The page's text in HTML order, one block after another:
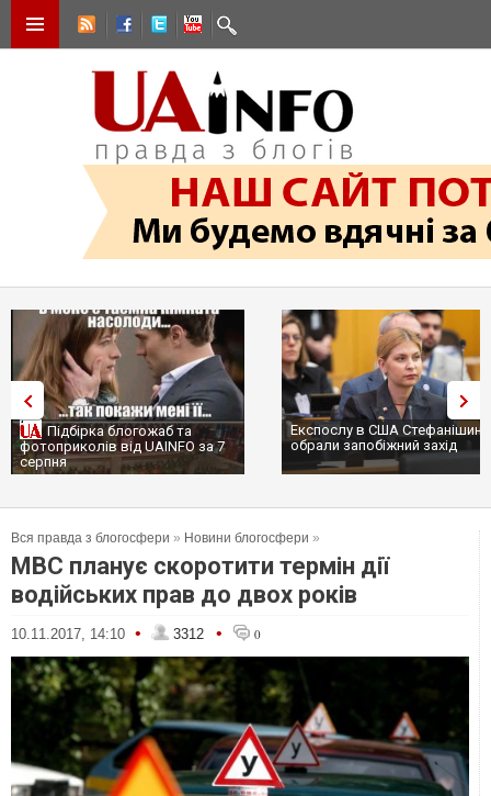
Підбірка блогожаб та
фотоприколів від UAINFO за 7
серпня
Експослу в США
обрали запобіжний захід
Вся правда з блогосфери » Новини блогосфери »
МВС планує скоротити термін дії
водійських прав до двох років
10.11.2017, 14:10 • 3312 • 0